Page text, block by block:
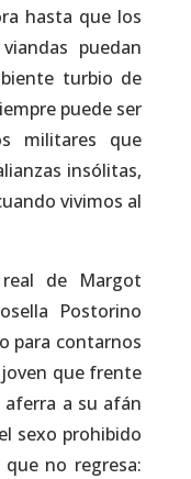
hasta que los
puedan
turbio de
puede ser
militares que
insólitas,
vivimos al
de Margot
Postorino
para contarnos
joven que frente
a su afán
sexo prohibido
no regresa: